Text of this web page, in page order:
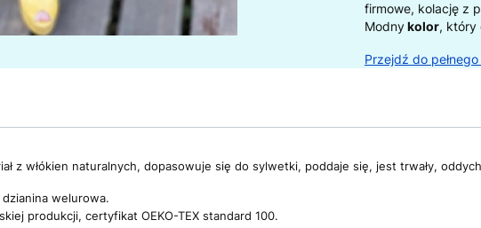
firmowe, kolację z
Modnykolor, który
Przejdź do
z włókien naturalnych, dopasowuje się do sylwetki, poddaje się, jest trwały,
welurowa.
produkcji, certyfikat OEKO-TEX standard 100.